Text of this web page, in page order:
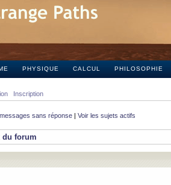
PHYSIQUE CALCUL PHILOSOPHIE
Inscription
sans réponse | Voir les sujets actifs
du forum